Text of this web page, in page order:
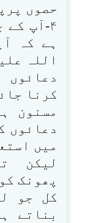
حصوں
۴-آپ
ہے کہ
اللہ
کرنا
مسنون
دعائوں
میں
لیکن
پھونک
کل جو
بناتے